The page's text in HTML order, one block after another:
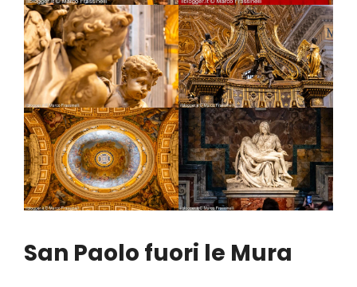
San Paolo fuori le Mura